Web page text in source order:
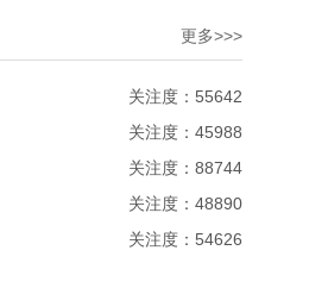
更多>>>
关注度：55642
关注度：45988
关注度：88744
关注度：48890
关注度：54626